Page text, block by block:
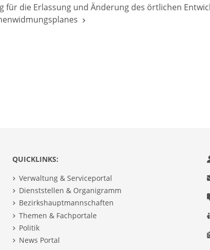
für die Erlassung und Änderung des örtlichen
QUICKLINKS:
Verwaltung & Serviceportal
Dienststellen & Organigramm
Bezirkshauptmannschaften
Themen & Fachportale
Politik
News Portal